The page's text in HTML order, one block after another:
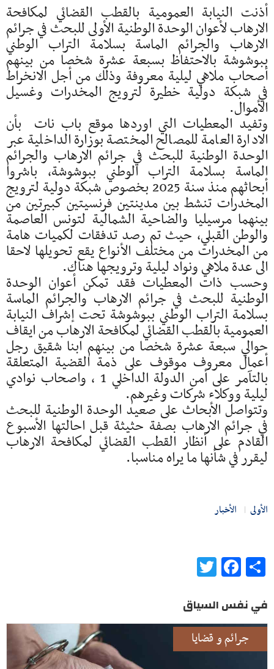
أذنت النيابة العمومية بالقطب القضائي لمكافحة
الارهاب لأعوان الوحدة الوطنية الأولى للبحث في جرائم
الارهاب والجرائم الماسة بسلامة التراب الوطني
ببوشوشة بالاحتفاظ بسبعة عشرة شخصا من بينهم
أصحاب ملاهي ليلية معروفة وذلك من أجل الانخراط
في شبكة دولية خطيرة لترويج المخدرات وغسيل
الأموال.
وتفيد المعطيات التي اوردها موقع باب نات بأن
الادارة العامة للمصالح المختصة بوزارة الداخلية عبر
الوحدة الوطنية للبحث في جرائم الارهاب والجرائم
الماسة بسلامة التراب الوطني ببوشوشة، باشروا
أبحاثهم منذ سنة 2025 بخصوص شبكة دولية لترويج
المخدرات تنشط بين مدينتين فرنسيتين كبيرتين من
بينهما مرسيليا والضاحية الشمالية لتونس العاصمة
والوطن القبلي، حيث تم رصد تدفقات لكميات هامة
من المخدرات من مختلف الأنواع يقع تحويلها لاحقا
الى عدة ملاهي ونواد ليلية وترويجها هناك.
وحسب ذات المعطيات فقد تمكن أعوان الوحدة
الوطنية للبحث في جرائم الارهاب والجرائم الماسة
بسلامة التراب الوطني ببوشوشة تحت إشراف النيابة
العمومية بالقطب القضائي لمكافحة الارهاب من ايقاف
حوالي سبعة عشرة شخصا من بينهم ابنا شقيق رجل
أعمال معروف موقوف على ذمة القضية المتعلقة
بالتآمر على أمن الدولة الداخلي 1 ، واصحاب نوادي
ليلية ووكلاء شركات وغيرهم.
وتتواصل الأبحاث على صعيد الوحدة الوطنية للبحث
في جرائم الارهاب بصفة حثيثة قبل احالتها الأسبوع
القادم على أنظار القطب القضائي لمكافحة الارهاب
ليقرر في شأنها ما يراه مناسبا.
الأولى الأخبار
Share
Facebook
في نفس السياق
جرائم و قضايا